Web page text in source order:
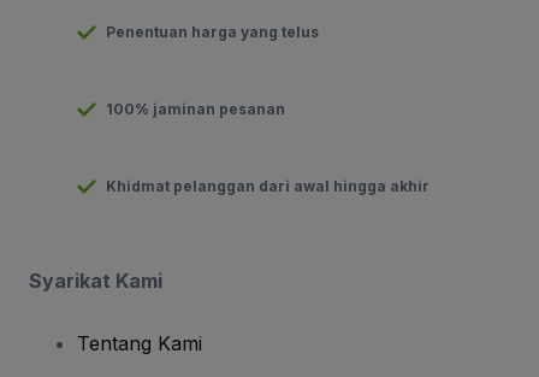
Penentuan harga yang telus
100% jaminan pesanan
Khidmat pelanggan dari awal hingga akhir
Syarikat Kami
Tentang Kami